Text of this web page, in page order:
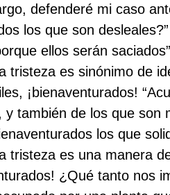
defenderé mi caso
los que son
ellos serán
tristeza es sinónimo de
¡bienaventurados!
y también de los que son
los que
tristeza es una manera
¿Qué tanto nos